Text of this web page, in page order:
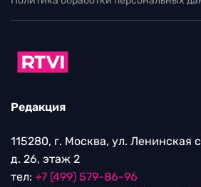
Редакция
115280, г. Москва, ул. Ленинская
д. 26, этаж 2
тел: +7 (499) 579-86-96